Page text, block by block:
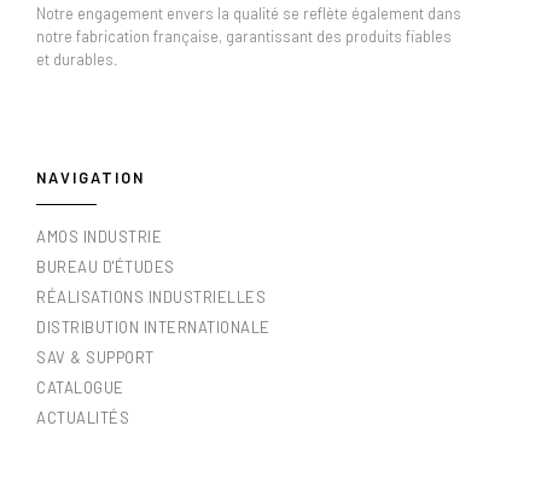
Notre engagement envers la qualité se reflète également dans
notre fabrication française, garantissant des produits fiables
et durables.
NAVIGATION
AMOS INDUSTRIE
BUREAU D'ÉTUDES
RÉALISATIONS INDUSTRIELLES
DISTRIBUTION INTERNATIONALE
SAV & SUPPORT
CATALOGUE
ACTUALITÉS